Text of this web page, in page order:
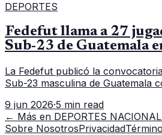
DEPORTES
Fedefut llama a 27
Sub-23 de Guatemala
La Fedefut publicó la
Sub-23 masculina de Guatemala
9 jun 2026·5 min read
← Más en DEPORTES
Sobre NosotrosPrivacidad